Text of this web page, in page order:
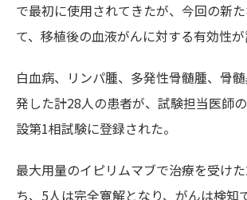
で最初に使用されてきたが、今回の新
て、移植後の血液がんに対する有効性が
白血病、リンパ腫、多発性骨髄腫、骨
発した計28人の患者が、試験担当医師
設第1相試験に登録された。
最大用量のイピリムマブで治療を受け
ち、5人は完全寛解となり、がんは検知